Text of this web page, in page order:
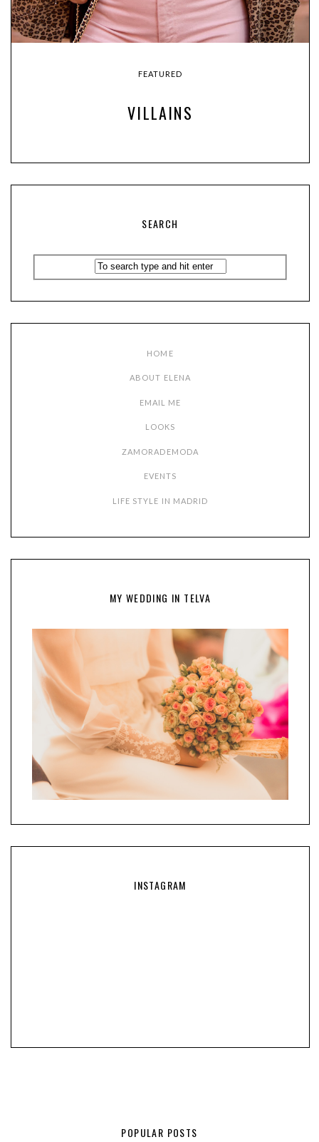
FEATURED
VILLAINS
SEARCH
HOME
ABOUT ELENA
EMAIL ME
LOOKS
ZAMORADEMODA
EVENTS
LIFE STYLE IN MADRID
MY WEDDING IN TELVA
INSTAGRAM
POPULAR POSTS